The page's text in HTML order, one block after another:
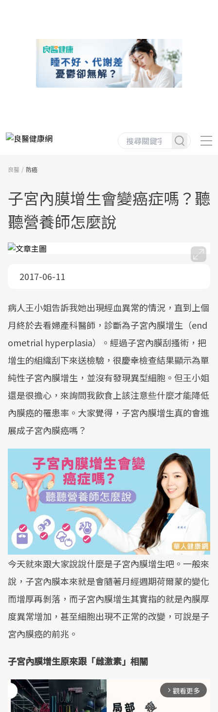
良醫 防癌
子宮內膜增生會變癌症嗎？聽
聽營養師怎麼說
2017-06-11
病人王小姐告訴我她出現經血異常的情況，直到上個
月終於去看婦產科醫師，診斷為子宮內膜增生（end
ometrial hyperplasia）。經過子宮內膜刮搔術，把
增生的組織刮下來送檢驗，很慶幸檢查結果顯示為單
純性子宮內膜增生，並沒有發現異型細胞。但王小姐
還是很擔心，來詢問我飲食上該注意些什麼才能降低
內膜癌的罹患率。大家覺得，子宮內膜增生真的會進
展成子宮內膜癌嗎？
今天就來跟大家說說什麼是子宮內膜增生吧。一般來
說，子宮內膜本來就是會隨著月經週期荷爾蒙的變化
而增厚再剝落，而子宮內膜增生其實指的就是內膜厚
度異常增加，甚至細胞出現不正常的改變，可說是子
宮內膜癌的前兆。
子宮內膜增生原來跟「雌激素」相關
arrow_forward_ios 觀看更多